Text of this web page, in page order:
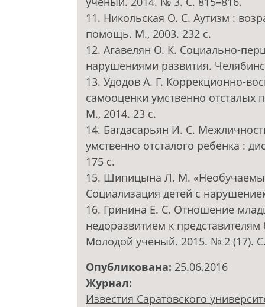
11. Никольская О. С. Аутизм :
помощь. М., 2003. 232 с.
12. Агавелян О. К. Социально-
нарушениями развития.
13. Удодов А. Г. Коррекционно-
самооценки умственно отсталых
М., 2014. 23 с.
14. Багдасарьян И. С.
умственно отсталого ребенка :
175 с.
15. Шипицына Л. М.
Социализация детей с
16. Гринина Е. С. Отношение
недоразвитием к
Молодой ученый. 2015. № 2 (17).
Опубликована: 25.06.2016
Журнал:
Известия Саратовского